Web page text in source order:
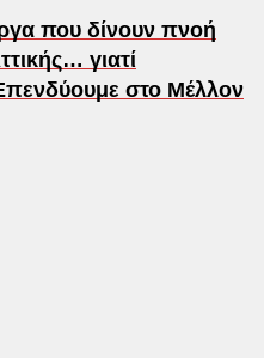
που δίνουν πνοή
γιατί
στο Μέλλον